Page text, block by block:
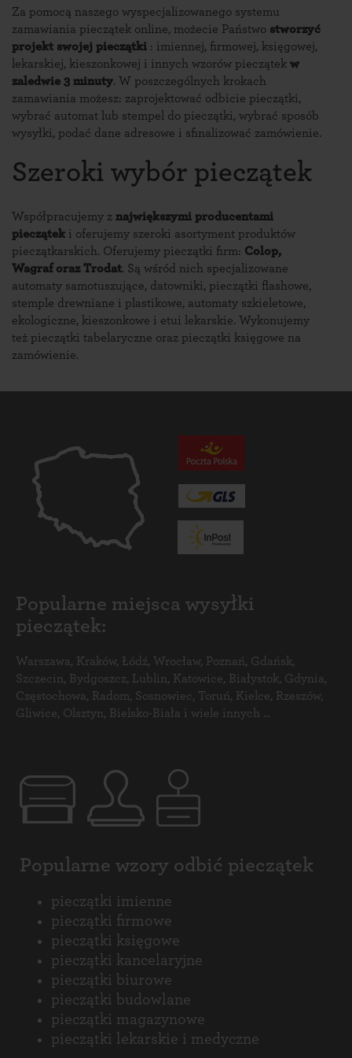
Za pomocą naszego wyspecjalizowanego systemu
zamawiania pieczątek online, możecie Państwo stworzyć
projekt swojej pieczątki : imiennej, firmowej, księgowej,
lekarskiej, kieszonkowej i innych wzorów pieczątek w
zaledwie 3 minuty. W poszczególnych krokach
zamawiania możesz: zaprojektować odbicie pieczątki,
wybrać automat lub stempel do pieczątki, wybrać sposób
wysyłki, podać dane adresowe i sfinalizować zamówienie.
Szeroki wybór pieczątek
Współpracujemy z największymi producentami
pieczątek i oferujemy szeroki asortyment produktów
pieczątkarskich. Oferujemy pieczątki firm: Colop,
Wagraf oraz Trodat. Są wśród nich specjalizowane
automaty samotuszujące, datowniki, pieczątki flashowe,
stemple drewniane i plastikowe, automaty szkieletowe,
ekologiczne, kieszonkowe i etui lekarskie. Wykonujemy
też pieczątki tabelaryczne oraz pieczątki księgowe na
zamówienie.
Popularne miejsca wysyłki
pieczątek:
Warszawa, Kraków, Łódź, Wrocław, Poznań, Gdańsk,
Szczecin, Bydgoszcz, Lublin, Katowice, Białystok, Gdynia,
Częstochowa, Radom, Sosnowiec , Toruń, Kielce, Rzeszów,
Gliwice, Olsztyn, Bielsko-Biała i wiele innych ...
Popularne wzory odbić pieczątek
pieczątki imienne
pieczątki firmowe
pieczątki księgowe
pieczątki kancelaryjne
pieczątki biurowe
pieczątki budowlane
pieczątki magazynowe
pieczątki lekarskie i medyczne